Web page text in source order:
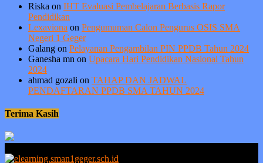
Riska on IHT Evaluasi Pembelajaran Berbasis Rapor
Pendidikan
Lexaviona on Pengumuman Calon Pengurus OSIS SMA
Negeri 1 Geger
Galang on Pelayanan Pengambilan PIN PPDB Tahun 2024
Ganesha mn on Upacara Hari Pendidikan Nasional Tahun
2024
ahmad gozali on TAHAP DAN JADWAL
PENDAFTARAN PPDB SMA TAHUN 2024
Terima Kasih